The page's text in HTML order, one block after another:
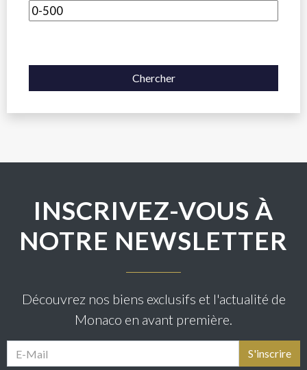
Chercher
INSCRIVEZ-VOUS À
NOTRE NEWSLETTER
Découvrez nos biens exclusifs et l'actualité de
Monaco en avant première.